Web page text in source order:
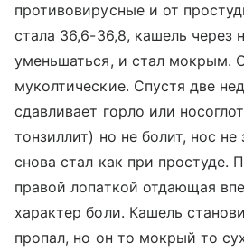
противовирусные и от
стала 36,6-36,8, кашель через
уменьшаться, и стал мокрым.
муколтические. Спустя две
сдавливает горло или
тонзиллит) но не болит, нос не
снова стал как при простуде.
правой лопаткой отдающая
характер боли. Кашель
пропал, но он то мокрый то